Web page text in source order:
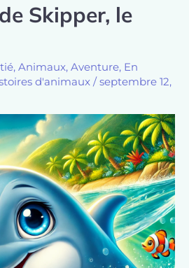
Skipper, le
, Animaux, Aventure, En
d'animaux / septembre 12,